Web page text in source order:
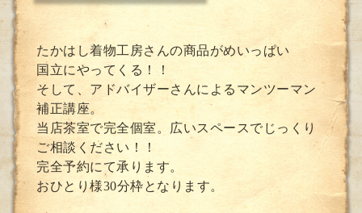
たかはし着物工房さんの商品がめいっぱい
国立にやってくる！！
そして、アドバイザーさんによるマンツーマン
補正講座。
当店茶室で完全個室。広いスペースでじっくり
ご相談ください！！
完全予約にて承ります。
おひとり様30分枠となります。